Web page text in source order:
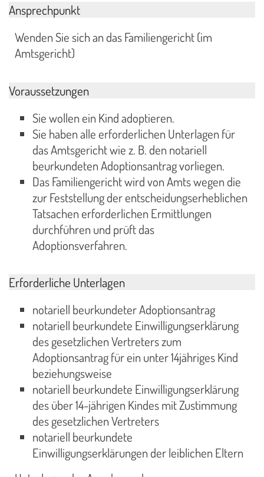
Ansprechpunkt
Wenden Sie sich an das Familiengericht (im
Amtsgericht)
Voraussetzungen
Sie wollen ein Kind adoptieren.
Sie haben alle erforderlichen Unterlagen für
das Amtsgericht wie z. B. den notariell
beurkundeten Adoptionsantrag vorliegen.
Das Familiengericht wird von Amts wegen die
zur Feststellung der entscheidungserheblichen
Tatsachen erforderlichen Ermittlungen
durchführen und prüft das
Adoptionsverfahren.
Erforderliche Unterlagen
notariell beurkundeter Adoptionsantrag
notariell beurkundete Einwilligungserklärung
des gesetzlichen Vertreters zum
Adoptionsantrag für ein unter 14jähriges Kind
beziehungsweise
notariell beurkundete Einwilligungserklärung
des über 14-jährigen Kindes mit Zustimmung
des gesetzlichen Vertreters
notariell beurkundete
Einwilligungserklärungen der leiblichen Eltern